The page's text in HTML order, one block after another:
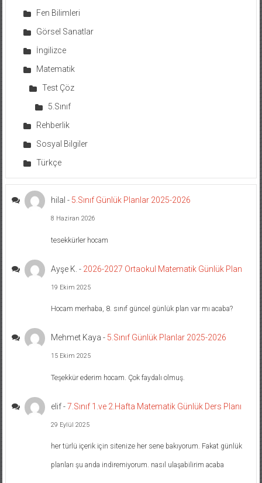
Fen Bilimleri
Görsel Sanatlar
İngilizce
Matematik
Test Çöz
5.Sınıf
Rehberlik
Sosyal Bilgiler
Türkçe
hilal - 5.Sınıf Günlük Planlar 2025-2026
8 Haziran 2026
tesekkürler hocam
Ayşe K. - 2026-2027 Ortaokul Matematik Günlük Plan
19 Ekim 2025
Hocam merhaba, 8. sınıf güncel günlük plan var mı acaba?
Mehmet Kaya - 5.Sınıf Günlük Planlar 2025-2026
15 Ekim 2025
Teşekkür ederim hocam. Çok faydalı olmuş.
elif-7.Sınıf 1.ve 2.Hafta Matematik Günlük Ders Planı
29 Eylül 2025
her türlü içerik için sitenize her sene bakıyorum. Fakat günlük
planları şu anda indiremiyorum. nasıl ulaşabilirim acaba